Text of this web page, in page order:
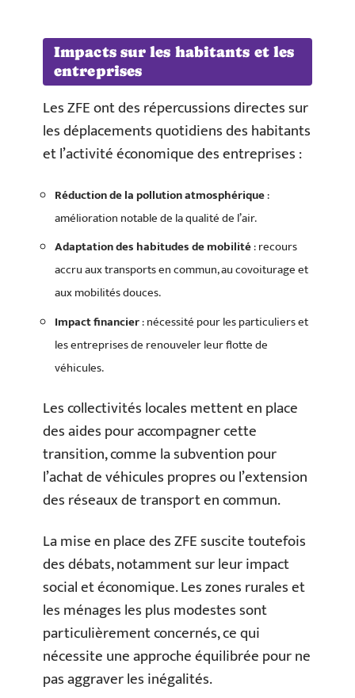
Impacts sur les habitants et les
entreprises
Les ZFE ont des répercussions directes sur
les déplacements quotidiens des habitants
et l’activité économique des entreprises :
Réduction de la pollution atmosphérique:
amélioration notable de la qualité de l’air.
Adaptation des habitudes de mobilité: recours
accru aux transports en commun, au covoiturage et
aux mobilités douces.
Impact financier: nécessité pour les particuliers et
les entreprises de renouveler leur flotte de
véhicules.
Les collectivités locales mettent en place
des aides pour accompagner cette
transition, comme la subvention pour
l’achat de véhicules propres ou l’extension
des réseaux de transport en commun.
La mise en place des ZFE suscite toutefois
des débats, notamment sur leur impact
social et économique. Les zones rurales et
les ménages les plus modestes sont
particulièrement concernés, ce qui
nécessite une approche équilibrée pour ne
pas aggraver les inégalités.